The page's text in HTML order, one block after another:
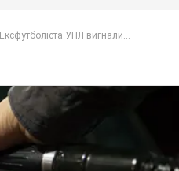
Ексфутболіста УПЛ вигнали...